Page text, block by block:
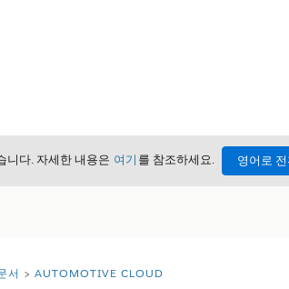
니다. 자세한 내용은 여기 를 참조하세요. 영어로
서 AUTOMOTIVE CLOUD